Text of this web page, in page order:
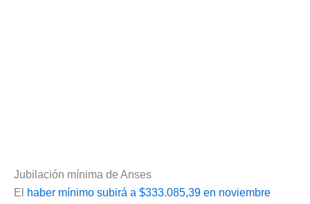
Jubilación mínima de Anses
El
haber mínimo subirá a $333.085,39 en noviembre